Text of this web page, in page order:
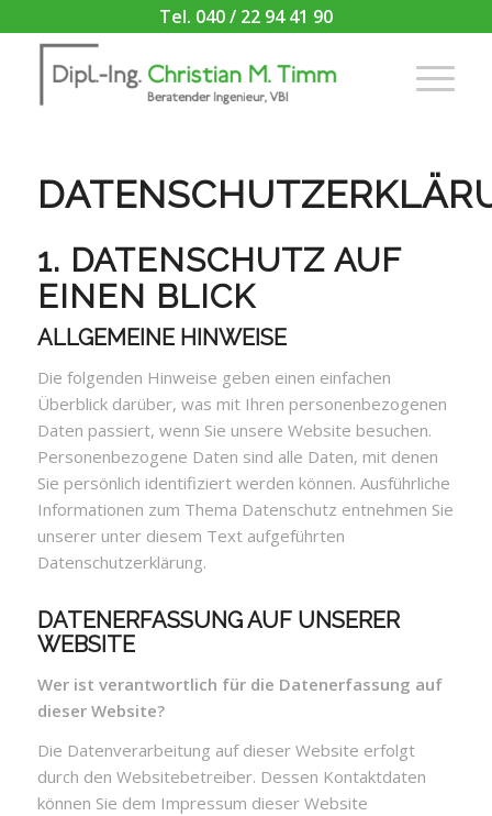
Tel. 040 / 22 94 41 90
1. DATENSCHUTZ AUF
EINEN BLICK
ALLGEMEINE HINWEISE
Die folgenden Hinweise geben einen einfachen
Überblick darüber, was mit Ihren personenbezogenen
Daten passiert, wenn Sie unsere Website besuchen.
Personenbezogene Daten sind alle Daten, mit denen
Sie persönlich identifiziert werden können. Ausführliche
Informationen zum Thema Datenschutz entnehmen Sie
unserer unter diesem Text aufgeführten
Datenschutzerklärung.
DATENERFASSUNG AUF UNSERER
WEBSITE
Wer ist verantwortlich für die Datenerfassung auf
dieser Website?
Die Datenverarbeitung auf dieser Website erfolgt
durch den Websitebetreiber. Dessen Kontaktdaten
können Sie dem Impressum dieser Website